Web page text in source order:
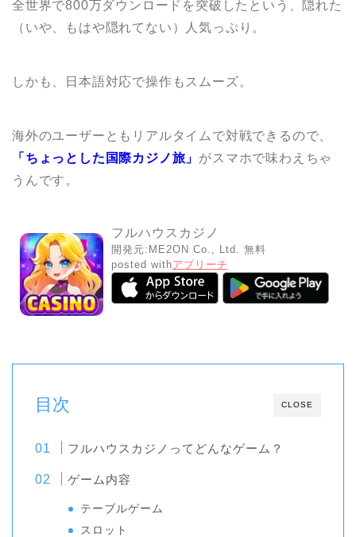
全世界で800万ダウンロードを突破したという、隠れた
（いや、もはや隠れてない）人気っぷり。
しかも、日本語対応で操作もスムーズ。
海外のユーザーともリアルタイムで対戦できるので、
「ちょっとした国際カジノ旅」 がスマホで味わえちゃ
うんです。
フルハウスカジノ
開発元: ME2ON Co., Ltd.
無料
posted withアプリーチ
CLOSE
目次
フルハウスカジノってどんなゲーム？
ゲーム内容
テーブルゲーム
スロット